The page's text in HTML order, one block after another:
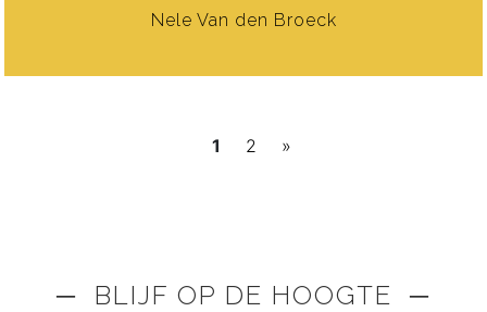
Nele Van den Broeck
1 2 »
─ BLIJF OP DE HOOGTE ─